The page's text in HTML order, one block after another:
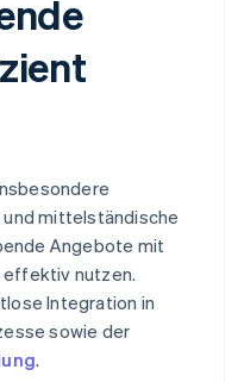
mittelständische
Angebote mit
nutzen.
Integration in
sowie der
.